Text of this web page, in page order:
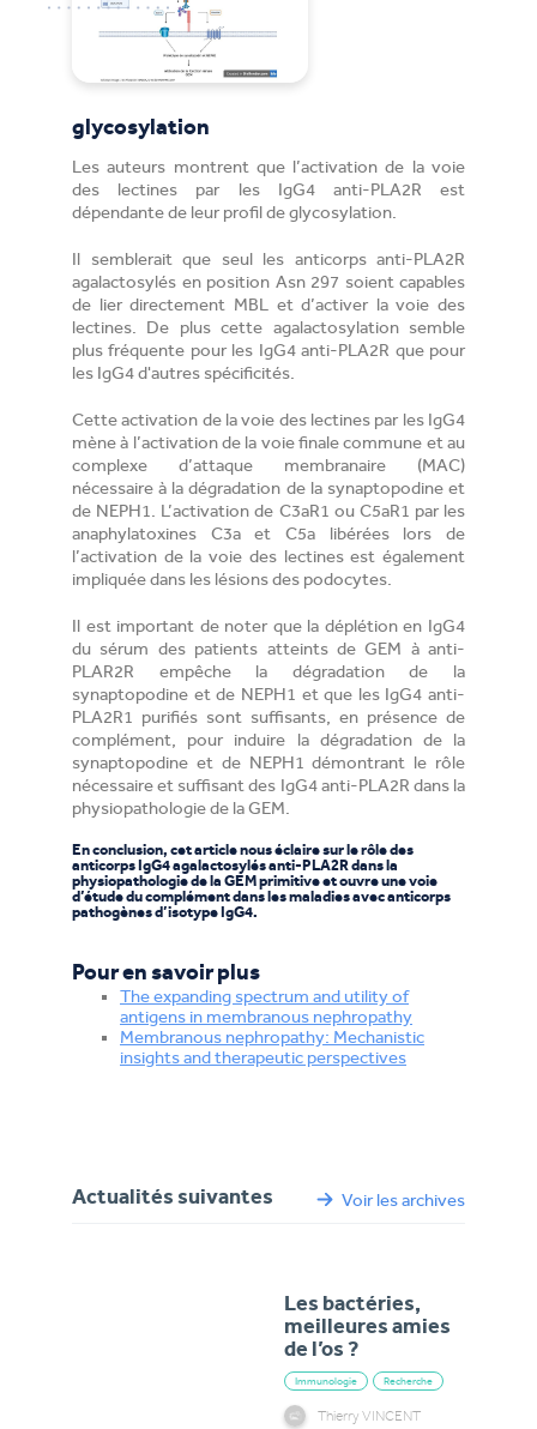
glycosylation
Les auteurs montrent que l’activation de la voie
des lectines par les IgG4 anti-PLA2R est
dépendante de leur profil de glycosylation.
Il semblerait que seul les anticorps anti-PLA2R
agalactosylés en position Asn 297 soient capables
de lier directement MBL et d’activer la voie des
lectines. De plus cette agalactosylation semble
plus fréquente pour les IgG4 anti-PLA2R que pour
les IgG4 d'autres spécificités.
Cette activation de la voie des lectines par les IgG4
mène à l’activation de la voie finale commune et au
complexe d’attaque membranaire (MAC)
nécessaire à la dégradation de la synaptopodine et
de NEPH1. L’activation de C3aR1 ou C5aR1 par les
anaphylatoxines C3a et C5a libérées lors de
l’activation de la voie des lectines est également
impliquée dans les lésions des podocytes.
Il est important de noter que la déplétion en IgG4
du sérum des patients atteints de GEM à anti-
PLAR2R empêche la dégradation de la
synaptopodine et de NEPH1 et que les IgG4 anti-
PLA2R1 purifiés sont suffisants, en présence de
complément, pour induire la dégradation de la
synaptopodine et de NEPH1 démontrant le rôle
nécessaire et suffisant des IgG4 anti-PLA2R dans la
physiopathologie de la GEM.
En conclusion, cet article nous éclaire sur le rôle des
anticorps IgG4 agalactosylés anti-PLA2R dans la
physiopathologie de la GEM primitive et ouvre une voie
d’étude du complément dans les maladies avec anticorps
pathogènes d’isotype IgG4.
Pour en savoir plus
The expanding spectrum and utility of
antigens in membranous nephropathy
Membranous nephropathy: Mechanistic
insights and therapeutic perspectives
Actualités suivantes Voir les archives
Les bactéries,
meilleures amies
de l’os ?
Immunologie Recherche
Thierry VINCENT